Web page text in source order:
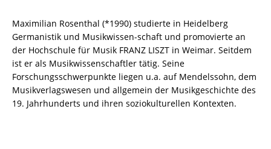
Maximilian Rosenthal (*1990) studierte in Heidelberg
Germanistik und Musikwissen-schaft und promovierte an
der Hochschule für Musik FRANZ LISZT in Weimar. Seitdem
ist er als Musikwissenschaftler tätig. Seine
Forschungsschwerpunkte liegen u.a. auf Mendelssohn, dem
Musikverlagswesen und allgemein der Musikgeschichte des
19. Jahrhunderts und ihren soziokulturellen Kontexten.